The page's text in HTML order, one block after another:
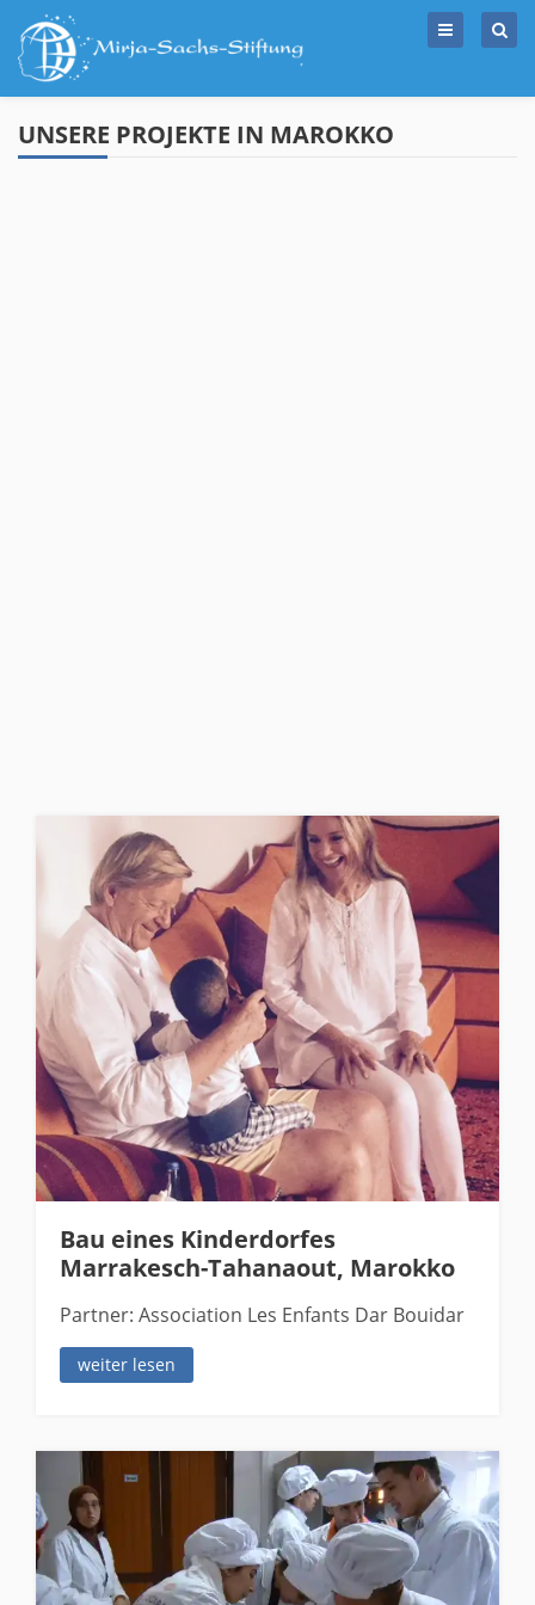
content
UNSERE PROJEKTE IN MAROKKO
Bau eines Kinderdorfes
Marrakesch-Tahanaout, Marokko
Partner: Association Les Enfants Dar Bouidar
weiter lesen